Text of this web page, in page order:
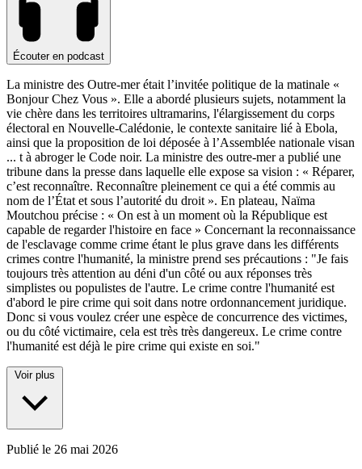
Écouter en podcast
La ministre des Outre-mer était l’invitée politique de la matinale «
Bonjour Chez Vous ». Elle a abordé plusieurs sujets, notamment la
vie chère dans les territoires ultramarins, l'élargissement du corps
électoral en Nouvelle-Calédonie, le contexte sanitaire lié à Ebola,
ainsi que la proposition de loi déposée à l’Assemblée nationale visan
... t à abroger le Code noir. La ministre des outre-mer a publié une
tribune dans la presse dans laquelle elle expose sa vision : « Réparer,
c’est reconnaître. Reconnaître pleinement ce qui a été commis au
nom de l’État et sous l’autorité du droit ». En plateau, Naïma
Moutchou précise : « On est à un moment où la République est
capable de regarder l'histoire en face » Concernant la reconnaissance
de l'esclavage comme crime étant le plus grave dans les différents
crimes contre l'humanité, la ministre prend ses précautions : "Je fais
toujours très attention au déni d'un côté ou aux réponses très
simplistes ou populistes de l'autre. Le crime contre l'humanité est
d'abord le pire crime qui soit dans notre ordonnancement juridique.
Donc si vous voulez créer une espèce de concurrence des victimes,
ou du côté victimaire, cela est très très dangereux. Le crime contre
l'humanité est déjà le pire crime qui existe en soi."
Voir plus
Publié le 26 mai 2026